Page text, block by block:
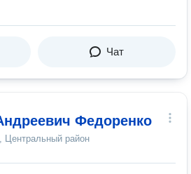
Чат
Федоренко
Центральный район